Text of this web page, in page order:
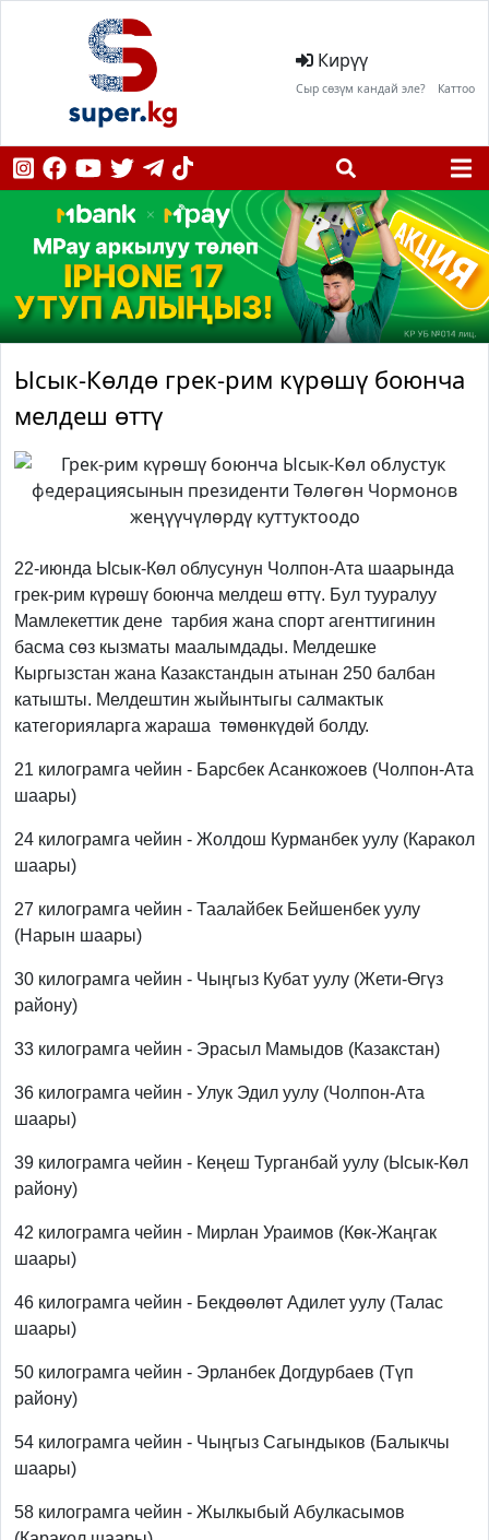
Кирүү
Сыр сөзүм кандай эле? Каттоо
Ысык-Көлдө грек-рим күрөшү боюнча
мелдеш өттү
Previous Next
22-июнда Ысык-Көл облусунун Чолпон-Ата шаарында
грек-рим күрөшү боюнча мелдеш өттү. Бул тууралуу
Мамлекеттик дене тарбия жана спорт агенттигинин
басма сөз кызматы маалымдады. Мелдешке
Кыргызстан жана Казакстандын атынан 250 балбан
катышты. Мелдештин жыйынтыгы салмактык
категорияларга жараша төмөнкүдөй болду.
21 килограмга чейин - Барсбек Асанкожоев (Чолпон-Ата
шаары)
24 килограмга чейин - Жолдош Курманбек уулу (Каракол
шаары)
27 килограмга чейин - Таалайбек Бейшенбек уулу
(Нарын шаары)
30 килограмга чейин - Чыңгыз Кубат уулу (Жети-Өгүз
району)
33 килограмга чейин - Эрасыл Мамыдов (Казакстан)
36 килограмга чейин - Улук Эдил уулу (Чолпон-Ата
шаары)
39 килограмга чейин - Кеңеш Турганбай уулу (Ысык-Көл
району)
42 килограмга чейин - Мирлан Ураимов (Көк-Жаңгак
шаары)
46 килограмга чейин - Бекдөөлөт Адилет уулу (Талас
шаары)
50 килограмга чейин - Эрланбек Догдурбаев (Түп
району)
54 килограмга чейин - Чыңгыз Сагындыков (Балыкчы
шаары)
58 килограмга чейин - Жылкыбый Абулкасымов